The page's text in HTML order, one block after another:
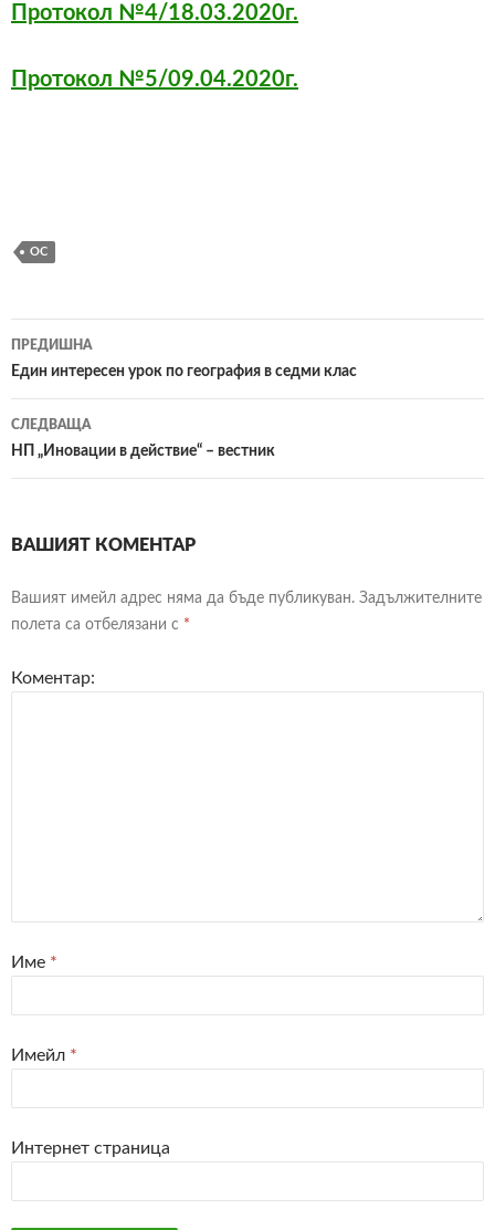
Протокол №4/18.03.2020г.
Протокол №5/09.04.2020г.
ОС
Навигация
в
публикациите
ПРЕДИШНА
Един интересен урок по география в седми клас
СЛЕДВАЩА
НП „Иновации в действие“ – вестник
ВАШИЯТ КОМЕНТАР
Вашият имейл адрес няма да бъде публикуван. Задължителните
полета са отбелязани с *
Коментар:
Име *
Имейл *
Интернет страница